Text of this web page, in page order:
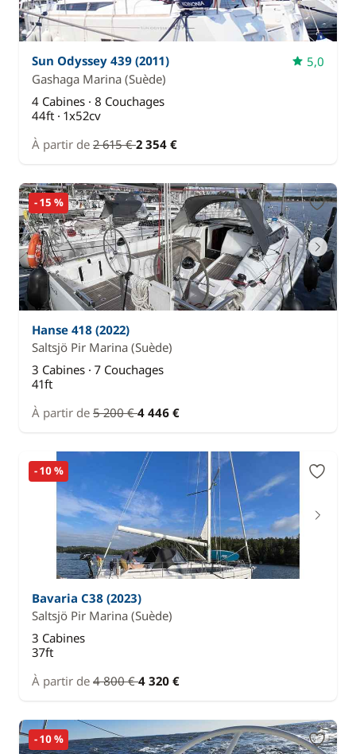
Sun Odyssey 439 (2011)
5,0
Gashaga Marina (Suède)
4 Cabines · 8 Couchages
44ft · 1x52cv
À partir de 2 615 €2 354 €
- 15 %
Hanse 418 (2022)
Saltsjö Pir Marina (Suède)
3 Cabines · 7 Couchages
41ft
À partir de 5 200 €4 446 €
- 10 %
Bavaria C38 (2023)
Saltsjö Pir Marina (Suède)
3 Cabines
37ft
À partir de 4 800 €4 320 €
- 10 %